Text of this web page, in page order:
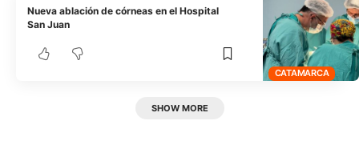
CATAMARCA
Nueva ablación de córneas en el Hospital
San Juan
SHOW MORE